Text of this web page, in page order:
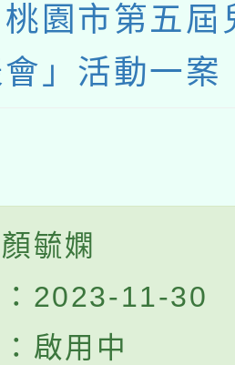
桃園市第五
」活動一案
毓嫻
2023-11-30
啟用中